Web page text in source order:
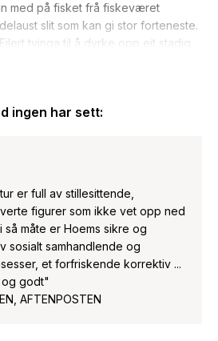
med på fisket frå fiskeværet
slit som kan gi stor forteneste.
tvinga til å dyrke opp eit stadig
kveiteproduksjonen da prisane fell
i livet og legg ut på si siste store
om Knut Hansen Nesje og
kraft levandegjer Edvard Hoem
menneska som reiste over
nytt samfunn, og dei hardt
valde å bli heime for å skapa
på Norges jord.
ingen har sett:
er full av stillesittende,
figurer som ikke vet opp ned
måte er Hoems sikre og
sosialt samhandlende og
et forfriskende korrektiv ...
og godt"
AFTENPOSTEN